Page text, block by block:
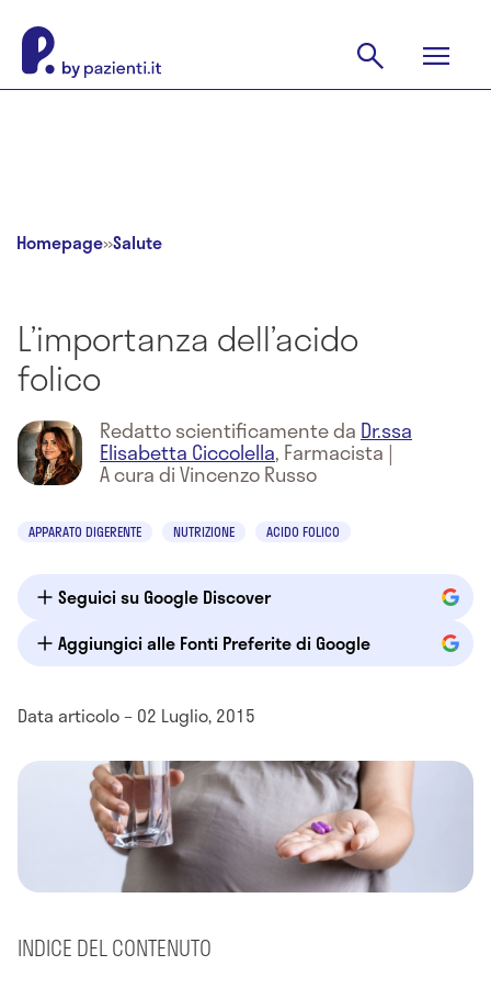
Homepage»Salute
L’importanza dell’acido
folico
Redatto scientificamente da Dr.ssa
Elisabetta Ciccolella, Farmacista |
A cura di Vincenzo Russo
APPARATO DIGERENTE NUTRIZIONE ACIDO FOLICO
Seguici su Google Discover
Aggiungici alle Fonti Preferite di Google
Data articolo – 02 Luglio, 2015
INDICE DEL CONTENUTO